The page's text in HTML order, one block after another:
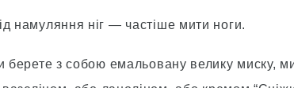
намуляння нiг — частiше мити ноги.
берете з собою емальовану велику миску,